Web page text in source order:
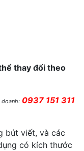
thay đổi theo
doanh: 0937 151 311
bút viết, và các
có kích thước